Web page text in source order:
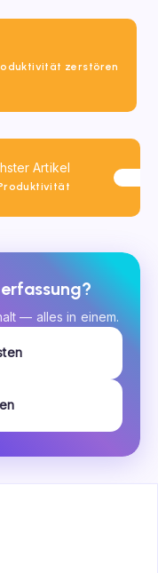
zerstören
Artikel
— alles in einem.